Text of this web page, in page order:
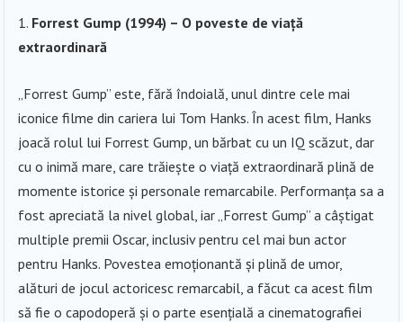
Forrest Gump (1994) – O poveste de viață
extraordinară
„Forrest Gump” este, fără îndoială, unul dintre cele mai
iconice filme din cariera lui Tom Hanks. În acest film, Hanks
joacă rolul lui Forrest Gump, un bărbat cu un IQ scăzut, dar
cu o inimă mare, care trăiește o viață extraordinară plină de
momente istorice și personale remarcabile. Performanța sa a
fost apreciată la nivel global, iar „Forrest Gump” a câștigat
multiple premii Oscar, inclusiv pentru cel mai bun actor
pentru Hanks. Povestea emoționantă și plină de umor,
alături de jocul actoricesc remarcabil, a făcut ca acest film
să fie o capodoperă și o parte esențială a cinematografiei